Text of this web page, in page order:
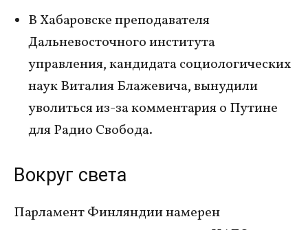
В Хабаровске преподавателя
Дальневосточного института
управления, кандидата социологических
наук Виталия Блажевича, вынудили
уволиться из-за комментария о Путине
для Радио Свобода.
Вокруг света
Парламент Финляндии намерен